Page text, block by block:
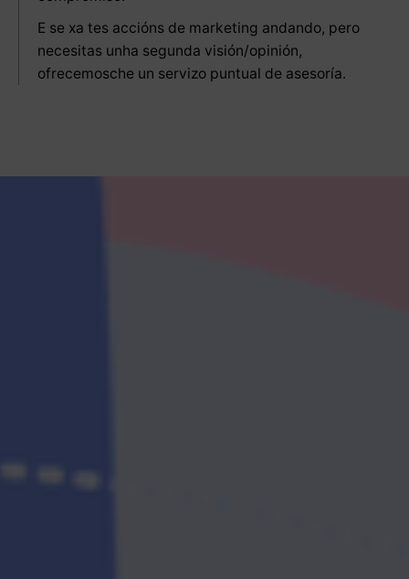
E se xa tes accións de marketing andando, pero
necesitas unha segunda visión/opinión,
ofrecemosche un servizo puntual de asesoría.